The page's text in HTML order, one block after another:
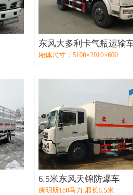
东风大多利卡气瓶运输
厢体尺寸：5100×2010×600
6.5米东风天锦防爆车
康明斯180马力 厢长6.5米